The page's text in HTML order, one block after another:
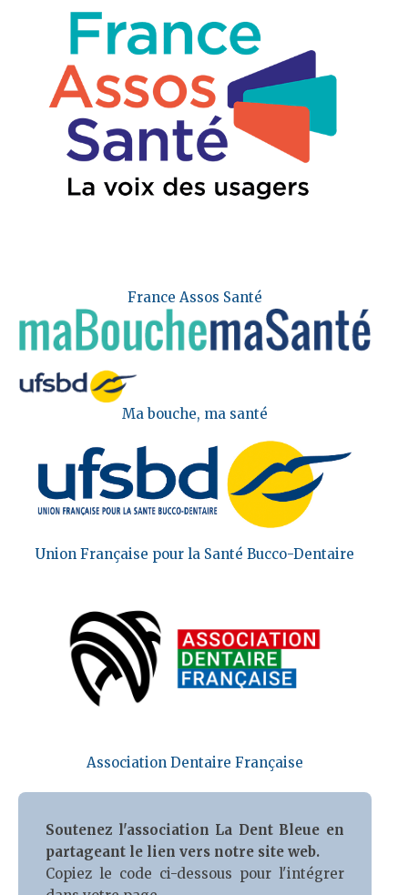
France Assos Santé
Ma bouche, ma santé
Union Française pour la Santé Bucco-Dentaire
Association Dentaire Française
Soutenez l'association La Dent Bleue en
partageant le lien vers notre site web.
Copiez le code ci-dessous pour l'intégrer